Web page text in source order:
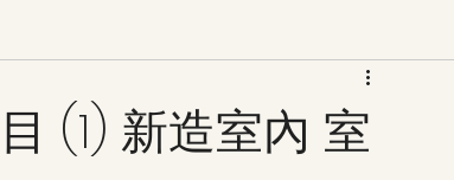
(1) 新造室內 室